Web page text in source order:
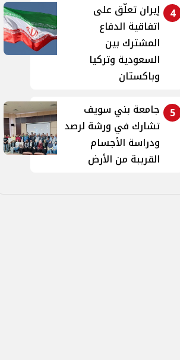
4
إيران تعلّق على
اتفاقية الدفاع
المشترك بين
السعودية وتركيا
وباكستان
5
جامعة بني سويف
تشارك في ورشة لرصد
ودراسة الأجسام
القريبة من الأرض